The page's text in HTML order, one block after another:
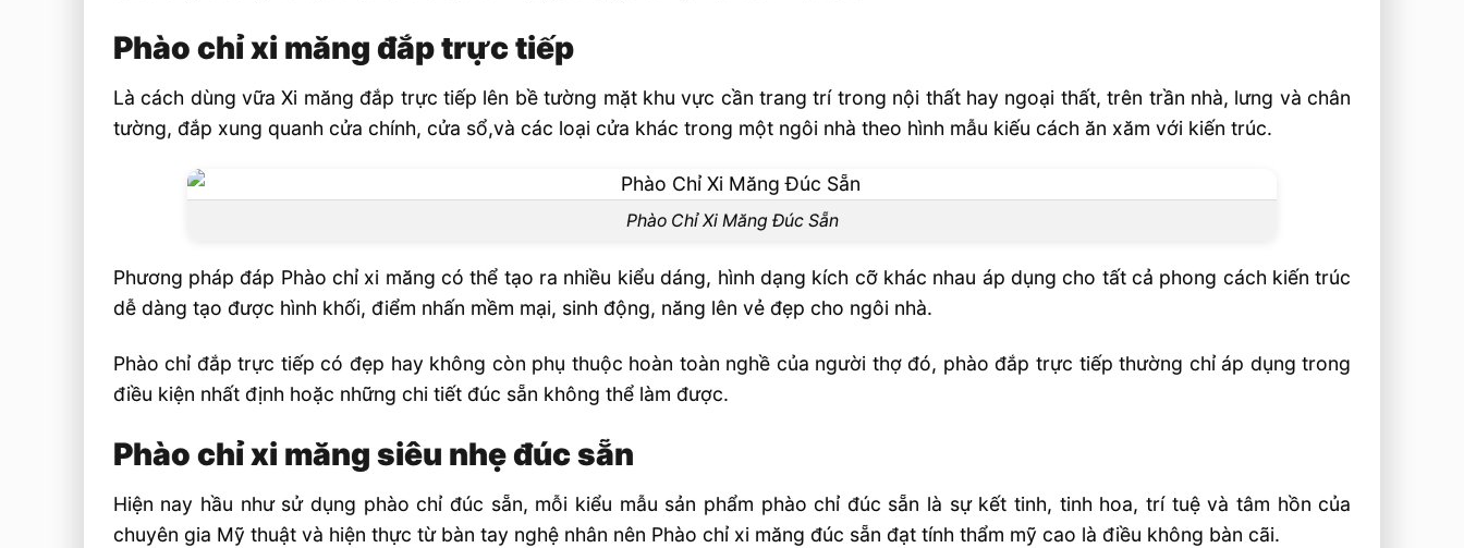
Phào chỉ xi măng đắp trực tiếp
Là cách dùng vữa Xi măng đắp trực tiếp lên bề tường mặt khu vực cần trang trí trong nội thất hay ngoại thất, trên trần nhà, lưng và chân
tường, đắp xung quanh cửa chính, cửa sổ,và các loại cửa khác trong một ngôi nhà theo hình mẫu kiếu cách ăn xăm với kiến trúc.
Phào Chỉ Xi Măng Đúc Sẵn
Phương pháp đáp Phào chỉ xi măng có thể tạo ra nhiều kiểu dáng, hình dạng kích cỡ khác nhau áp dụng cho tất cả phong cách kiến trúc
dễ dàng tạo được hình khối, điểm nhấn mềm mại, sinh động, năng lên vẻ đẹp cho ngôi nhà.
Phào chỉ đắp trực tiếp có đẹp hay không còn phụ thuộc hoàn toàn nghề của người thợ đó, phào đắp trực tiếp thường chỉ áp dụng trong
điều kiện nhất định hoặc những chi tiết đúc sẵn không thể làm được.
Phào chỉ xi măng siêu nhẹ đúc sẵn
Hiện nay hầu như sử dụng phào chỉ đúc sẵn, mỗi kiểu mẫu sản phẩm phào chỉ đúc sẵn là sự kết tinh, tinh hoa, trí tuệ và tâm hồn của
chuyên gia Mỹ thuật và hiện thực từ bàn tay nghệ nhân nên Phào chỉ xi măng đúc sẵn đạt tính thẩm mỹ cao là điều không bàn cãi.